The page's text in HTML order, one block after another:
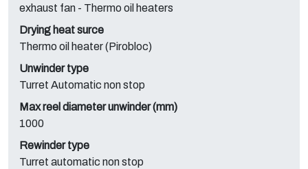
exhaust fan - Thermo oil heaters
Drying heat surce
Thermo oil heater (Pirobloc)
Unwinder type
Turret Automatic non stop
Max reel diameter unwinder (mm)
1000
Rewinder type
Turret automatic non stop